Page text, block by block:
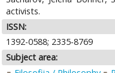
activists.
ISSN:
1392-0588; 2335-8769
Subject area: